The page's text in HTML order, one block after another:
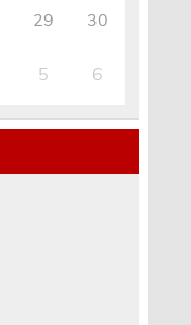
29 30
5 6